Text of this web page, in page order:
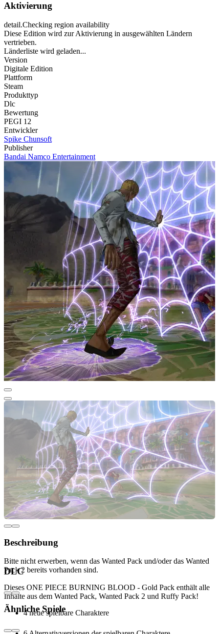
Aktivierung
detail.Checking region availability
Diese Edition wird zur Aktivierung in ausgewählten Ländern
vertrieben.
Länderliste wird geladen...
Version
Digitale Edition
Plattform
Steam
Produkttyp
Dlc
Bewertung
PEGI 12
Entwickler
Spike Chunsoft
Publisher
Bandai Namco Entertainment
Beschreibung
Bitte nicht erwerben, wenn das Wanted Pack und/oder das Wanted
Pack 2 bereits vorhanden sind.
Dieses ONE PIECE BURNING BLOOD - Gold Pack enthält alle
Inhalte aus dem Wanted Pack, Wanted Pack 2 und Ruffy Pack!
4 neue spielbare Charaktere
DLC
Ähnliche Spiele